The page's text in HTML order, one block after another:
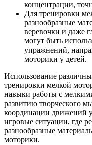
концентрации,
Для тренировки
разнообразные
веревочки и даже
могут быть
упражнений,
моторики у детей.
Использование
тренировки мелкой
навыки работы с
развитию творческого
координации движений
игровые ситуации, где
разнообразные
моторики.